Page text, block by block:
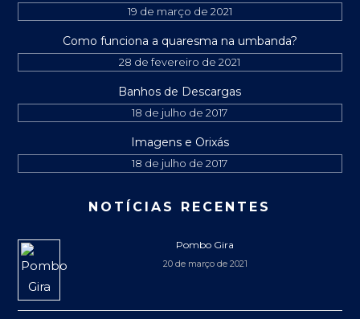
19 de março de 2021
Como funciona a quaresma na umbanda?
28 de fevereiro de 2021
Banhos de Descargas
18 de julho de 2017
Imagens e Orixás
18 de julho de 2017
NOTÍCIAS RECENTES
Pombo Gira
20 de março de 2021